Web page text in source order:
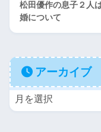
松田優作の息子２人
婚について
アーカイブ